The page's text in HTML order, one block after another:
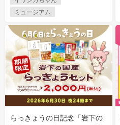
ミュージアム
らっきょうの日記念「岩下の